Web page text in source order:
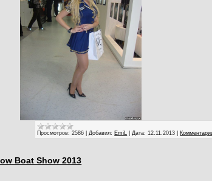
Просмотров: 2586 |Добавил: EmiL |Дата: 12.11.2013
Boat Show 2013